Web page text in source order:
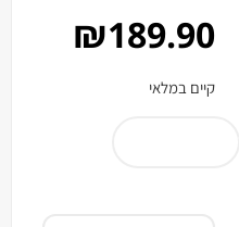
₪189.90
קיים במלאי